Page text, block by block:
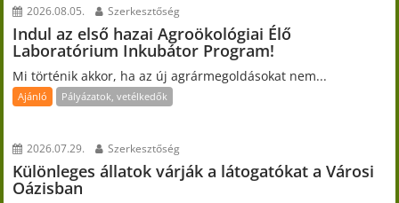
2026.08.05. Szerkesztőség
Indul az első hazai Agroökológiai Élő
Laboratórium Inkubátor Program!
Mi történik akkor, ha az új agrármegoldásokat nem...
Ajánló Pályázatok, vetélkedők
2026.07.29. Szerkesztőség
Különleges állatok várják a látogatókat a Városi
Oázisban